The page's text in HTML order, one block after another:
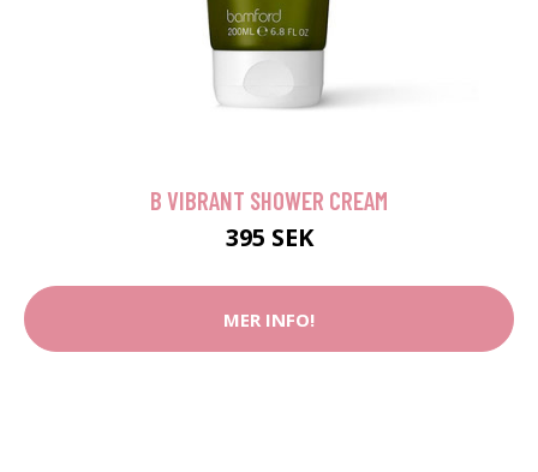
B VIBRANT SHOWER CREAM
395 SEK
MER INFO!